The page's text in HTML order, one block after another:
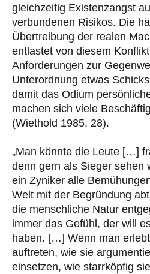
gleichzeitig Existenzangst
verbundenen Risikos. Die
Übertreibung der realen
entlastet von diesem
Anforderungen zur
Unterordnung etwas
damit das Odium
machen sich viele
(Wiethold 1985, 28).
„Man könnte die Leute […]
denn gern als Sieger sehen
ein Zyniker alle
Welt mit der Begründung
die menschliche Natur
immer das Gefühl, der will
haben. […] Wenn man
auftreten, wie sie
einsetzen, wie starrköpfig